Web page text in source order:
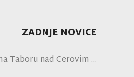
ZADNJE NOVICE
Taboru nad Cerovim